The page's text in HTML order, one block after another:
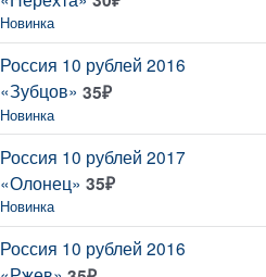
Новинка
Россия 10 рублей 2016
«Зубцов» 35₽
Новинка
Россия 10 рублей 2017
«Олонец» 35₽
Новинка
Россия 10 рублей 2016